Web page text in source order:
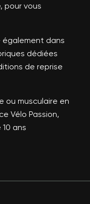
pour vous
également dans
dédiées
de reprise
ou musculaire en
Vélo Passion,
ans